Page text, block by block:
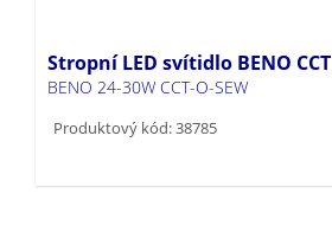
Stropní LED svítidlo BENO CCT
BENO 24-30W CCT-O-SEW
Produktový kód: 38785